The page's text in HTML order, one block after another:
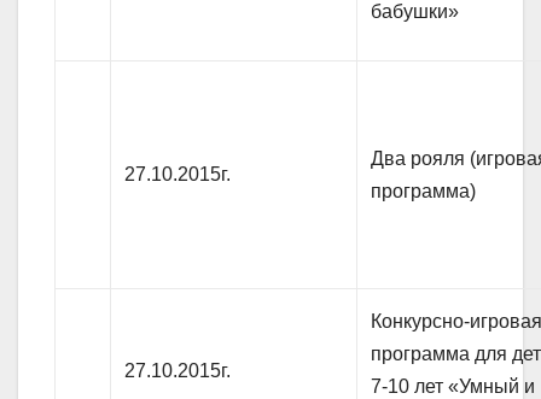
бабушки»
27.10.2015г.
Два рояля
программа)
27.10.2015г.
Конкурсно-
программа для
7-10 лет «Умный и